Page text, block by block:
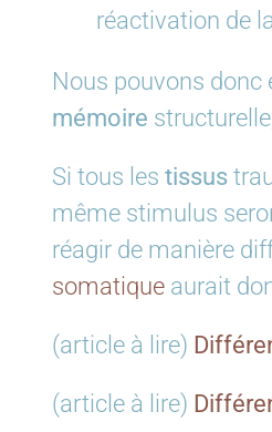
réactivation de
Nous pouvons donc
mémoire
Si tous les tissus
même stimulus
réagir de manière
somatique aurait
(article à lire)
(article à lire)